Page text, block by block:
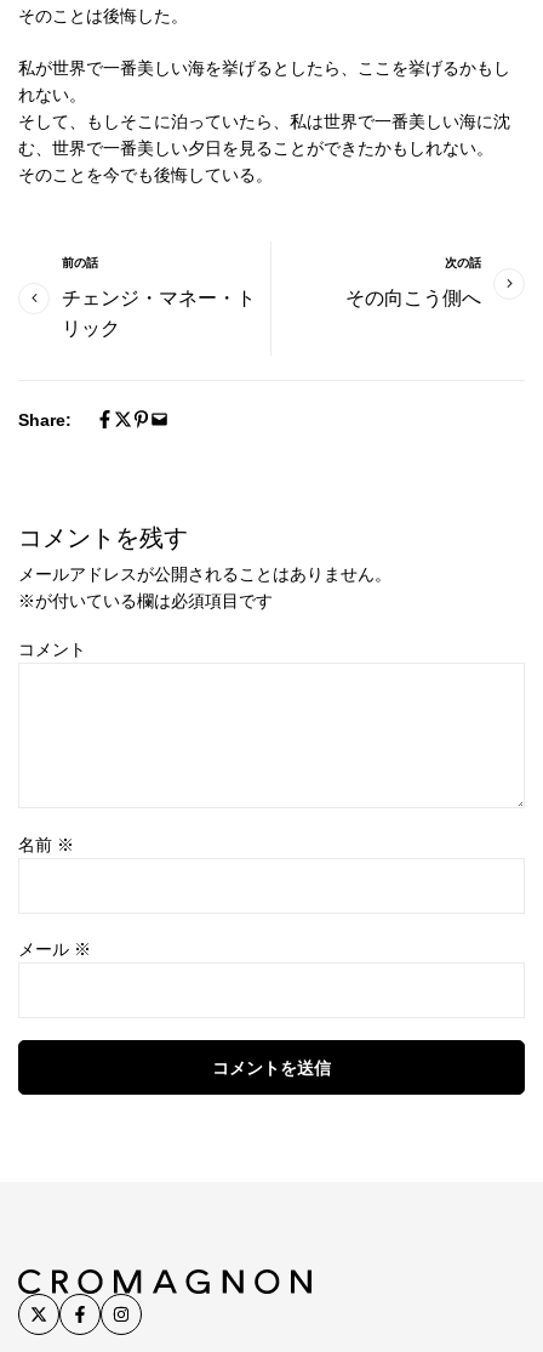
そのことは後悔した。
私が世界で一番美しい海を挙げるとしたら、ここを挙げるかもし
れない。
そして、もしそこに泊っていたら、私は世界で一番美しい海に沈
む、世界で一番美しい夕日を見ることができたかもしれない。
そのことを今でも後悔している。
前の話
チェンジ・マネー・ト
リック
次の話
その向こう側へ
Share:
コメントを残す
メールアドレスが公開されることはありません。
※が付いている欄は必須項目です
コメント
名前 ※
メール ※
コメントを送信